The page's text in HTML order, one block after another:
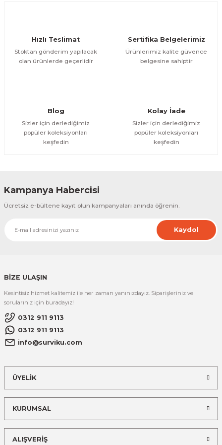
Bu ürüne benzer farklı alternatifler olmalı.
Hızlı Teslimat
Stoktan gönderim yapılacak
olan ürünlerde geçerlidir
Sertifika Belgelerimiz
Ürünlerimiz kalite güvence
belgesine sahiptir
Blog
Sizler için derlediğimiz
popüler koleksiyonları
keşfedin
Kolay İade
Sizler için derlediğimiz
popüler koleksiyonları
keşfedin
Kampanya Habercisi
Ücretsiz e-bültene kayıt olun kampanyaları anında öğrenin.
Kaydol
BİZE ULAŞIN
Kesintisiz hizmet kalitemiz ile her zaman yanınızdayız. Siparişleriniz ve
sorularınız için buradayız!
0312 911 9113
0312 911 9113
info@surviku.com
ÜYELİK
KURUMSAL
ALIŞVERİŞ